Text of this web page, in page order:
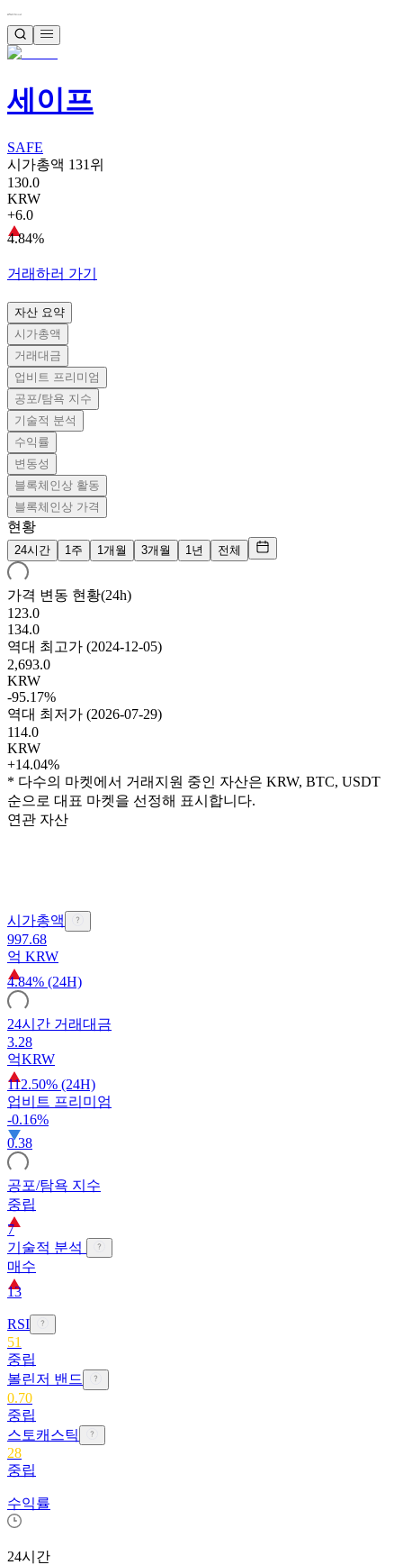
세이프
SAFE
시가총액 131위
130.0
KRW
+6.0
4.84%
거래하러 가기
자산 요약
시가총액
거래대금
업비트 프리미엄
공포/탐욕 지수
기술적 분석
수익률
변동성
블록체인상 활동
블록체인상 가격
현황
24시간 1주 1개월 3개월 1년 전체
가격 변동 현황(24h)
123.0
134.0
역대 최고가 (2024-12-05)
2,693.0
KRW
-95.17%
역대 최저가 (2026-07-29)
114.0
KRW
+14.04%
* 다수의 마켓에서 거래지원 중인 자산은 KRW, BTC, USDT
순으로 대표 마켓을 선정해 표시합니다.
연관 자산
시가총액
997.68
억 KRW
4.84% (24H)
24시간 거래대금
3.28
억KRW
112.50% (24H)
업비트 프리미엄
-0.16%
0.38
공포/탐욕 지수
중립
7
기술적 분석
매수
13
RSI
51
중립
볼린저 밴드
0.70
중립
스토캐스틱
28
중립
수익률
24시간